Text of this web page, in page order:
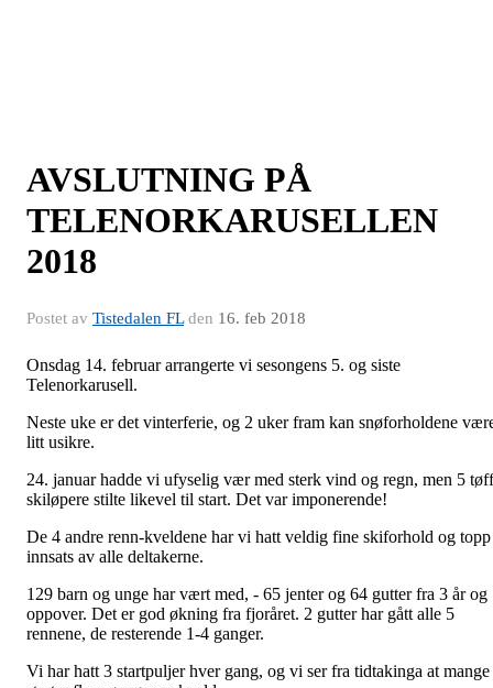
AVSLUTNING PÅ
TELENORKARUSELLEN
2018
Postet av Tistedalen FLden 16. feb 2018
Onsdag 14. februar arrangerte vi sesongens 5. og siste
Telenorkarusell.
Neste uke er det vinterferie, og 2 uker fram kan snøforholdene
litt usikre.
24. januar hadde vi ufyselig vær med sterk vind og regn, men 5
skiløpere stilte likevel til start. Det var imponerende!
De 4 andre renn-kveldene har vi hatt veldig fine skiforhold og topp
innsats av alle deltakerne.
129 barn og unge har vært med, - 65 jenter og 64 gutter fra 3 år og
oppover. Det er god økning fra fjoråret. 2 gutter har gått alle 5
rennene, de resterende 1-4 ganger.
Vi har hatt 3 startpuljer hver gang, og vi ser fra tidtakinga at mange